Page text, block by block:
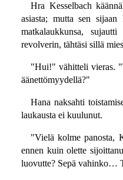
Hra Kesselbach
asiasta; mutta sen
matkalaukkunsa,
revolverin, tähtäsi sillä
"Hui!" vähitteli vieras.
äänettömyydellä?"
Hana naksahti
laukausta ei kuulunut.
"Vielä kolme panosta,
ennen kuin olette
luovutte? Sepä vahinko…